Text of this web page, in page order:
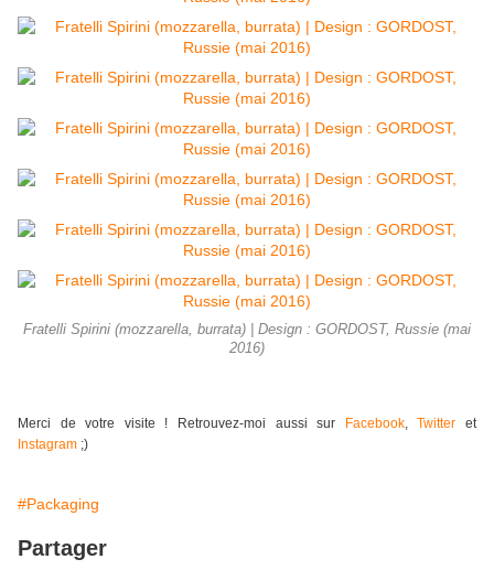
Fratelli Spirini (mozzarella, burrata) | Design : GORDOST, Russie (mai
2016)
Merci de votre visite ! Retrouvez-moi aussi sur Facebook,Twitter et
Instagram ;)
#Packaging
Partager